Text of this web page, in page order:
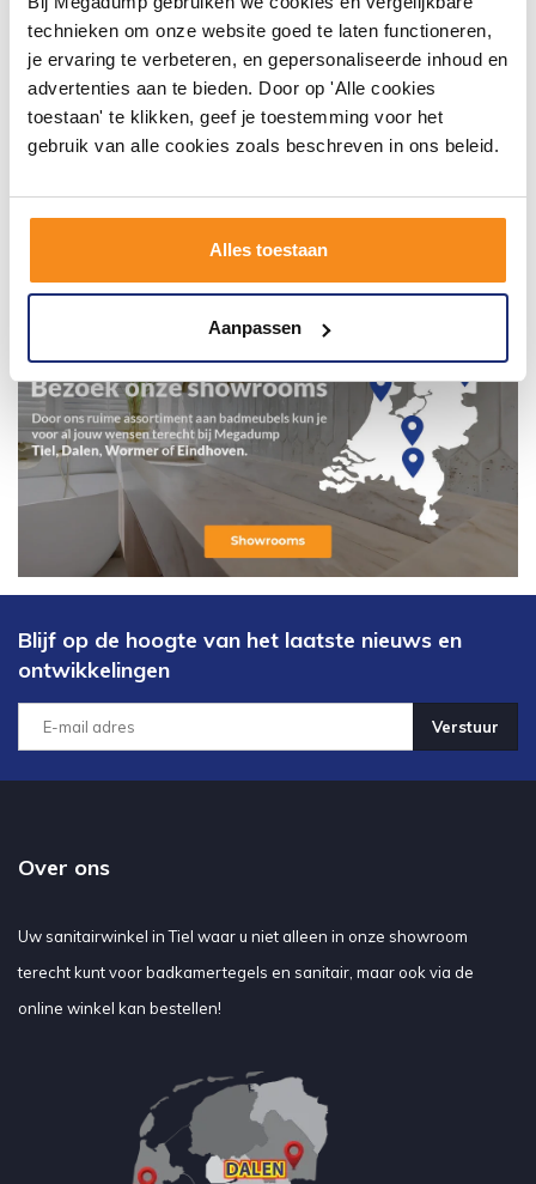
technieken om onze website goed te laten functioneren,
je ervaring te verbeteren, en gepersonaliseerde inhoud en
advertenties aan te bieden. Door op 'Alle cookies
toestaan' te klikken, geef je toestemming voor het
gebruik van alle cookies zoals beschreven in ons beleid.
Alles toestaan
Aanpassen
Blijf op de hoogte van het laatste nieuws en
ontwikkelingen
Verstuur
Over ons
Uw sanitairwinkel in Tiel waar u niet alleen in onze showroom
terecht kunt voor badkamertegels en sanitair, maar ook via de
online winkel kan bestellen!